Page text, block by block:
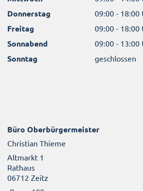
Donnerstag 09:00 - 18:00
Freitag 09:00 - 18:00
Sonnabend 09:00 - 13:00
Sonntag geschlossen
Büro Oberbürgermeister
Christian Thieme
Altmarkt 1
Rathaus
06712 Zeitz